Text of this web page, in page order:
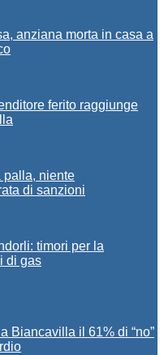
anziana morta in casa a
ferito raggiunge
palla, niente
di sanzioni
timori per la
di gas
Biancavilla il 61% di “no”